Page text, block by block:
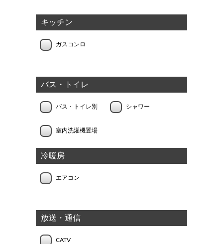
キッチン
ガスコンロ
バス・トイレ
バス・トイレ別 シャワー
室内洗濯機置場
冷暖房
エアコン
放送・通信
CATV